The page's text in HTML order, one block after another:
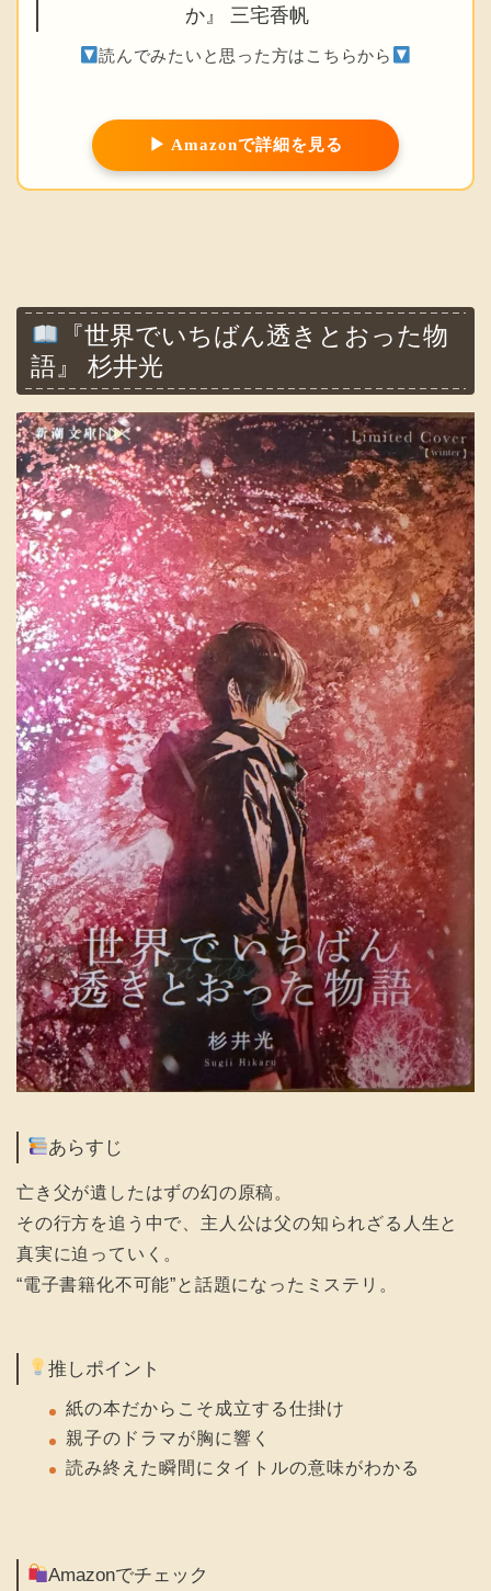
か』 三宅香帆
読んでみたいと思った方はこちらから
▶ Amazonで詳細を見る
『世界でいちばん透きとおった物
語』 杉井光
あらすじ
亡き父が遺したはずの幻の原稿。
その行方を追う中で、主人公は父の知られざる人生と
真実に迫っていく。
“電子書籍化不可能”と話題になったミステリ。
推しポイント
紙の本だからこそ成立する仕掛け
親子のドラマが胸に響く
読み終えた瞬間にタイトルの意味がわかる
Amazonでチェック